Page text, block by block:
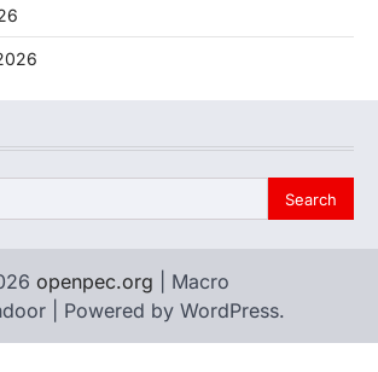
openpec.org | Macro
| Powered by WordPress.